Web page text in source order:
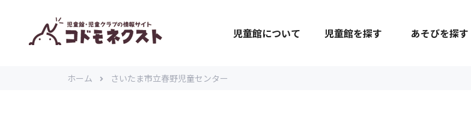
児童館について 児童館を探す あそびを探す
ホーム さいたま市立春野児童センター